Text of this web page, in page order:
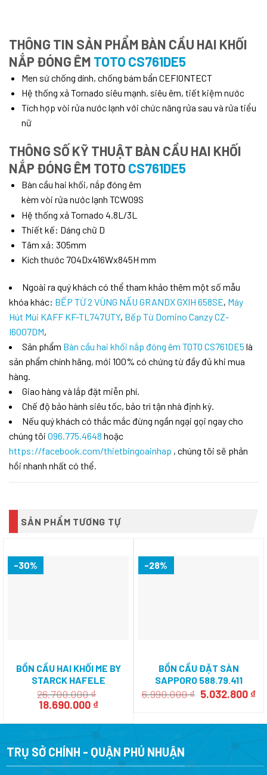
THÔNG TIN SẢN PHẨM BÀN CẦU HAI KHỐI
NẮP ĐÓNG ÊM TOTO CS761DE5
Men sứ chống dính, chống bám bẩn CEFIONTECT
Hệ thống xả Tornado siêu mạnh, siêu êm, tiết kiệm nước
Tích hợp vòi rửa nước lạnh với chức năng rửa sau và rửa tiểu
nữ
THÔNG SỐ KỸ THUẬT BÀN CẦU HAI KHỐI
NẮP ĐÓNG ÊM TOTO CS761DE5
Bàn cầu hai khối, nắp đóng êm
kèm vòi rửa nước lạnh TCW09S
Hệ thống xả Tornado 4.8L/3L
Thiết kế: Dáng chữ D
Tâm xả: 305mm
Kích thước 704Dx416Wx845H mm
Ngoài ra quý khách có thể tham khảo thêm một số mẫu
khóa khác: BẾP TỪ 2 VÙNG NẤU GRANDX GXIH 658SE, Máy
Hút Mùi KAFF KF-TL747UTY, Bếp Từ Domino Canzy CZ-
I6007DM,
Sản phẩm Bàn cầu hai khối nắp đóng êm TOTO CS761DE5 là
sản phẩm chính hãng, mới 100% có chứng từ đầy đủ khi mua
hàng.
Giao hàng và lắp đặt miễn phí.
Chế độ bảo hành siêu tốc, bảo trì tận nhà định kỳ.
Nếu quý khách có thắc mắc đừng ngần ngại gọi ngay cho
chúng tôi 096.775.4648 hoặc
https://facebook.com/thietbingoainhap , chúng tôi sẽ phản
hồi nhanh nhất có thể.
SẢN PHẨM TƯƠNG TỰ
-30%
BỒN CẦU HAI KHỐI ME BY
STARCK HAFELE
588.45.590
26.700.000₫
Giá
là:
18.690.000 ₫Giá
tại
18.690.000 ₫.
-28%
BỒN CẦU ĐẶT SÀN
SAPPORO 588.79.411
6.990.000₫ Giá
6.990.000 ₫.
5.032.800 ₫
là:
TRỤ SỞ CHÍNH - QUẬN PHÚ NHUẬN